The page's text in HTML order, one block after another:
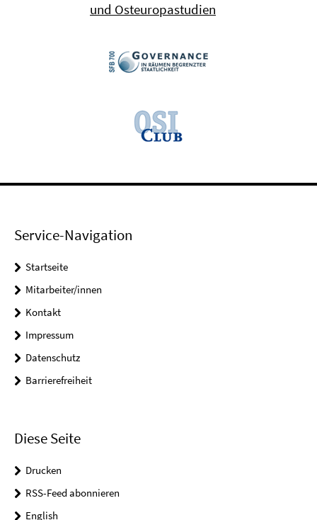
und Osteuropastudien
Service-Navigation
Startseite
Mitarbeiter/innen
Kontakt
Impressum
Datenschutz
Barrierefreiheit
Diese Seite
Drucken
RSS-Feed abonnieren
English